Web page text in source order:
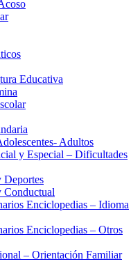
Educativa
Adultos
y Especial – Dificultades
Deportes
Conductual
Enciclopedias – Idioma
Enciclopedias – Otros
– Orientación Familiar